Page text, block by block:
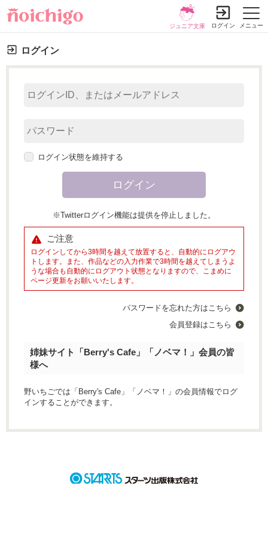
メニュー
ジュニア文庫 ログイン
ログイン
ログイン状態を維持する
※Twitterログイン機能は提供を停止しました。
ご注意
ログインしてから3時間を越えて放置すると、自動的にログアウ
トします。また、作品などの入力作業で3時間を越えてしまうよ
うな場合も自動的にログアウト状態となりますので、こまめに
ページ更新をお願いいたします。
パスワードを忘れた方はこちら
会員登録はこちら
姉妹サイト「Berry's Cafe」「ノベマ！」会員の皆
様へ
野いちごでは「Berry's Cafe」「ノベマ！」の会員情報でログ
インすることができます。